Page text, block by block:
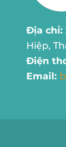
Địa chỉ:
Hiệp,
Điện
Email: